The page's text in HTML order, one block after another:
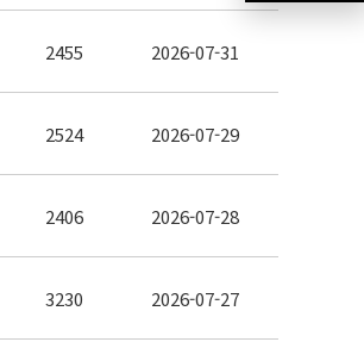
2455 2026-07-31
2524 2026-07-29
2406 2026-07-28
3230 2026-07-27